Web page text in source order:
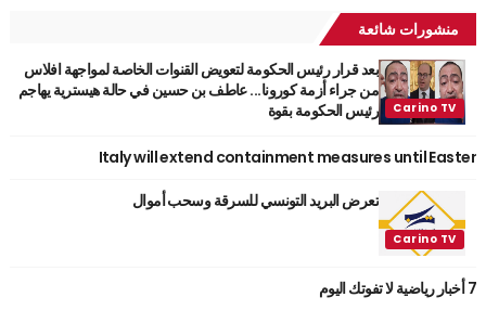
منشورات شائعة
بعد قرار رئيس الحكومة لتعويض القنوات الخاصة لمواجهة افلاس
من جراء أزمة كورونا... عاطف بن حسين في حالة هيسترية يهاجم
رئيس الحكومة بقوة
Italy will extend containment measures until Easter
تعرض البريد التونسي للسرقة وسحب أموال
7 أخبار رياضية لا تفوتك اليوم